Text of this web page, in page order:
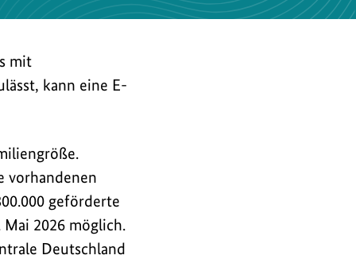
mit
kann eine E-
vorhandenen
geförderte
2026 möglich.
Deutschland